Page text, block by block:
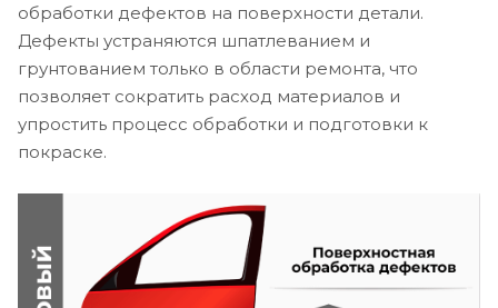
обработки дефектов на поверхности детали.
Дефекты устраняются шпатлеванием и
грунтованием только в области ремонта, что
позволяет сократить расход материалов и
упростить процесс обработки и подготовки к
покраске.